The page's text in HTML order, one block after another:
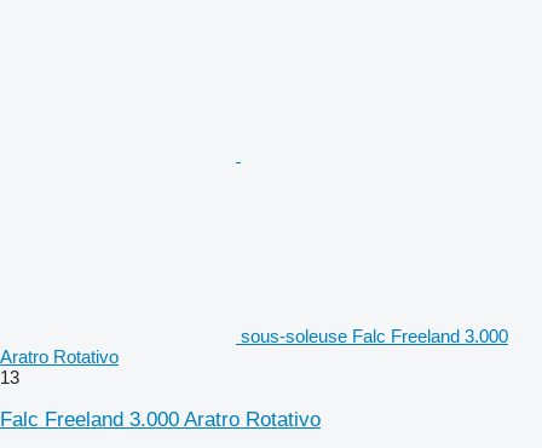
sous-soleuse Falc Freeland 3.000
Aratro Rotativo
13
Falc Freeland 3.000 Aratro Rotativo